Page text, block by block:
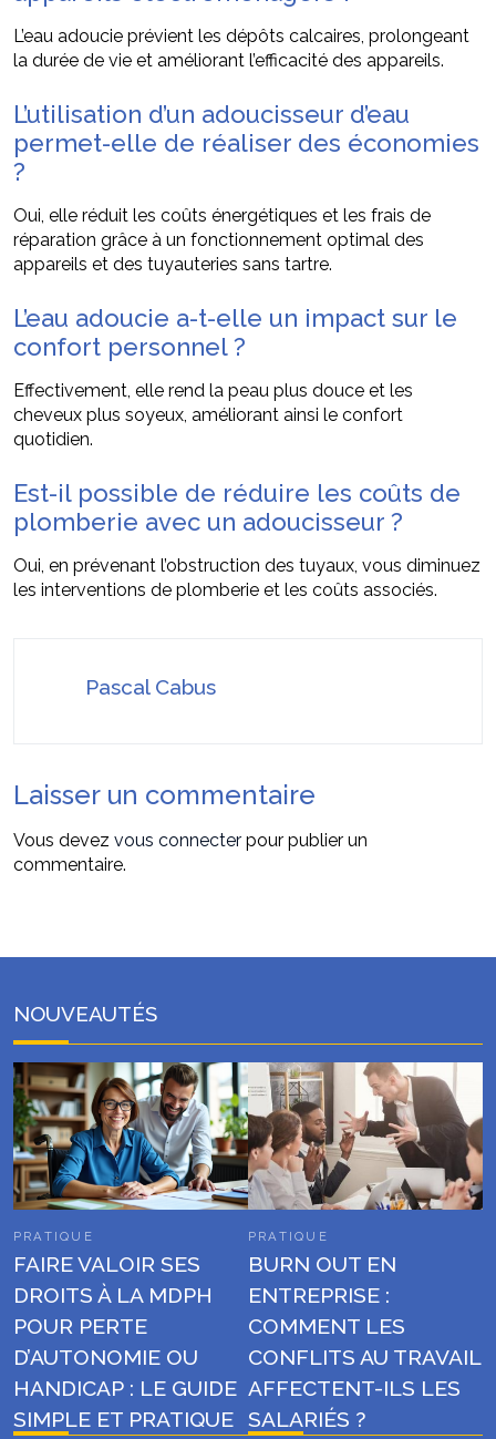
L’eau adoucie prévient les dépôts calcaires, prolongeant
la durée de vie et améliorant l’efficacité des appareils.
L’utilisation d’un adoucisseur d’eau
permet-elle de réaliser des économies
?
Oui, elle réduit les coûts énergétiques et les frais de
réparation grâce à un fonctionnement optimal des
appareils et des tuyauteries sans tartre.
L’eau adoucie a-t-elle un impact sur le
confort personnel ?
Effectivement, elle rend la peau plus douce et les
cheveux plus soyeux, améliorant ainsi le confort
quotidien.
Est-il possible de réduire les coûts de
plomberie avec un adoucisseur ?
Oui, en prévenant l’obstruction des tuyaux, vous diminuez
les interventions de plomberie et les coûts associés.
Pascal Cabus
Laisser un commentaire
Vous devez vous connecter pour publier un
commentaire.
NOUVEAUTÉS
PRATIQUE
FAIRE VALOIR SES
DROITS À LA MDPH
POUR PERTE
D’AUTONOMIE OU
HANDICAP : LE GUIDE
SIMPLE ET PRATIQUE
PRATIQUE
BURN OUT EN
ENTREPRISE :
COMMENT LES
CONFLITS AU TRAVAIL
AFFECTENT-ILS LES
SALARIÉS ?